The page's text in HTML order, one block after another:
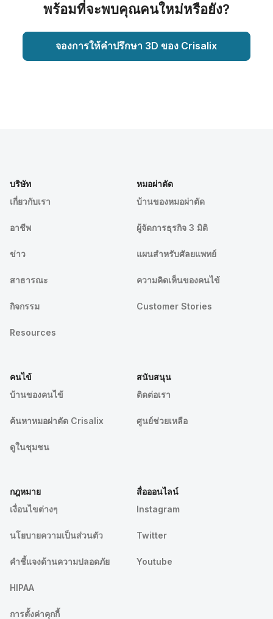
พร้อมที่จะพบคุณคนใหม่หรือยัง?
จองการให้คำปรึกษา 3D ของ Crisalix
บริษัท
เกี่ยวกับเรา
อาชีพ
ข่าว
สาธารณะ
กิจกรรม
Resources
หมอผ่าตัด
บ้านของหมอผ่าตัด
ผู้จัดการธุรกิจ 3 มิติ
แผนสำหรับศัลยแพทย์
ความคิดเห็นของคนไข้
Customer Stories
คนไข้
บ้านของคนไข้
ค้นหาหมอผ่าตัด Crisalix
ดูในชุมชน
สนับสนุน
ติดต่อเรา
ศูนย์ช่วยเหลือ
กฎหมาย
เงื่อนไขต่างๆ
นโยบายความเป็นส่วนตัว
คําชี้แจงด้านความปลอดภัย
HIPAA
การตั้งค่าคุกกี้
สื่อออนไลน์
Instagram
Twitter
Youtube